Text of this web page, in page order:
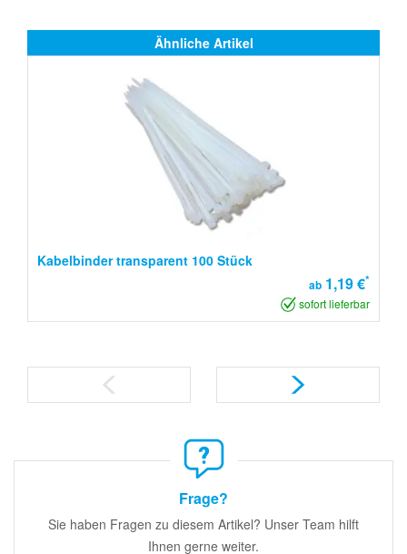
Ähnliche Artikel
Kabelbinder transparent 100 Stück
ab 1,19 €*
sofort lieferbar
Frage?
Sie haben Fragen zu diesem Artikel? Unser Team hilft
Ihnen gerne weiter.